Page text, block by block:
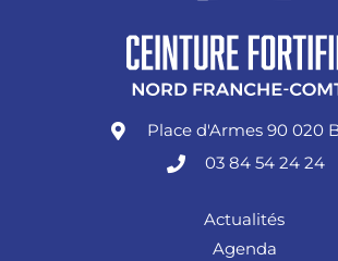
Place d'Armes 90 020
03 84 54 24 24
Actualités
Agenda